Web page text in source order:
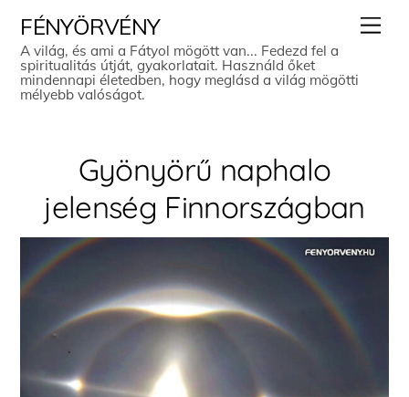
content
FÉNYÖRVÉNY
A világ, és ami a Fátyol mögött van... Fedezd fel a
spiritualitás útját, gyakorlatait. Használd őket
mindennapi életedben, hogy meglásd a világ mögötti
mélyebb valóságot.
Gyönyörű naphalo
jelenség Finnországban